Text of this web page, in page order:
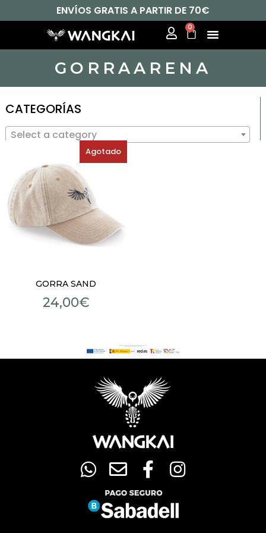
ENVÍOS GRATIS A PARTIR DE 70€
0
GORRAARENA
CATEGORÍAS
Select a category
Agotado
GORRA SAND
24,00€